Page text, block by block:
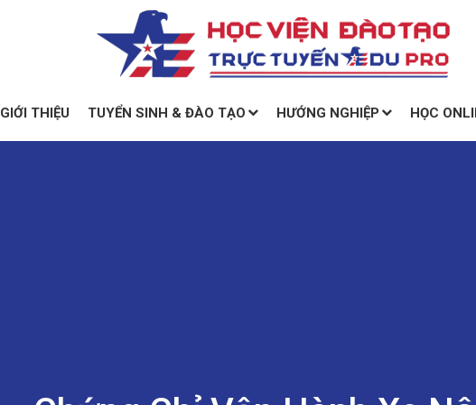
GIỚI THIỆU TUYỂN SINH & ĐÀO TẠO HƯỚNG NGHIỆP HỌC